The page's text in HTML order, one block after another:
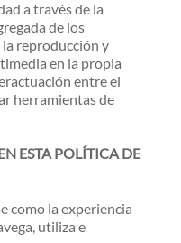
a través de la
de los
reproducción y
en la propia
entre el
herramientas de
ESTA POLÍTICA DE
como la experiencia
utiliza e